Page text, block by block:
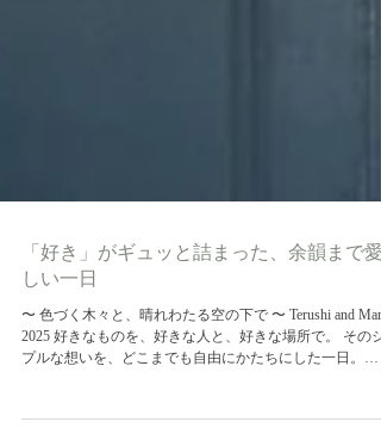
「好き」がギュッと詰まった、余韻まで愛
しい一日
2025 好きなものを、好きな人と、好きな場所で。 そのシ